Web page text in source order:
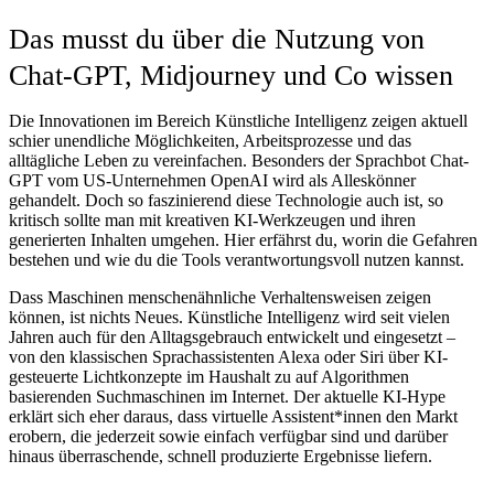
Das musst du über die Nutzung von
Chat-GPT, Midjourney und Co wissen
Die Innovationen im Bereich Künstliche Intelligenz zeigen aktuell
schier unendliche Möglichkeiten, Arbeitsprozesse und das
alltägliche Leben zu vereinfachen. Besonders der Sprachbot Chat-
GPT vom US-Unternehmen OpenAI wird als Alleskönner
gehandelt. Doch so faszinierend diese Technologie auch ist, so
kritisch sollte man mit kreativen KI-Werkzeugen und ihren
generierten Inhalten umgehen. Hier erfährst du, worin die Gefahren
bestehen und wie du die Tools verantwortungsvoll nutzen kannst.
Dass Maschinen menschenähnliche Verhaltensweisen zeigen
können, ist nichts Neues. Künstliche Intelligenz wird seit vielen
Jahren auch für den Alltagsgebrauch entwickelt und eingesetzt –
von den klassischen Sprachassistenten Alexa oder Siri über KI-
gesteuerte Lichtkonzepte im Haushalt zu auf Algorithmen
basierenden Suchmaschinen im Internet. Der aktuelle KI-Hype
erklärt sich eher daraus, dass virtuelle Assistent*innen den Markt
erobern, die jederzeit sowie einfach verfügbar sind und darüber
hinaus überraschende, schnell produzierte Ergebnisse liefern.